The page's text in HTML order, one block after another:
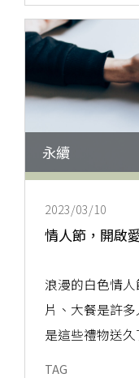
永續
2023/03/10
情人節，開啟
浪漫的白色情
片、大餐是許
是這些禮物送久
TAG